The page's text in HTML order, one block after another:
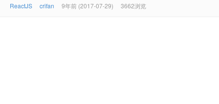
ReactJS crifan 9年前 (2017-07-29) 3662浏览